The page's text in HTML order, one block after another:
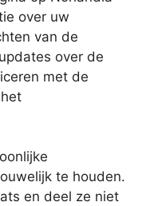
over uw
van de
over de
met de
te houden.
en deel ze niet